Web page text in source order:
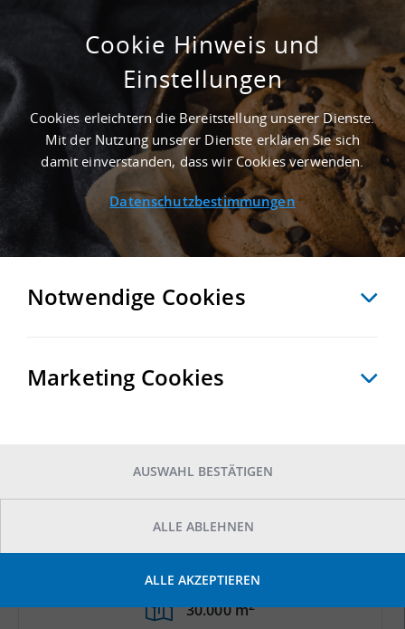
30.000 M² ERWEITERUNGSFLÄCHE IN
ALTENBURG NAHE
GÜTERVERKEHRSZENTRUM GVZ SÜD-WEST
SACHSEN - LANDKREIS ALTENBURGER LAND
Immobiliensuche / Detailansicht
30.000 m2
Cookie Hinweis und
Einstellungen
Cookies erleichtern die Bereitstellung unserer Dienste.
Mit der Nutzung unserer Dienste erklären Sie sich
damit einverstanden, dass wir Cookies verwenden.
Datenschutzbestimmungen
Notwendige Cookies
Marketing Cookies
AUSWAHL BESTÄTIGEN
ALLE ABLEHNEN
ALLE AKZEPTIEREN